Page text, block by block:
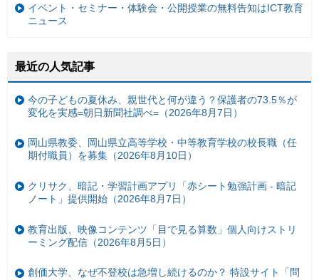
イベント・セミナー・体験会・公開授業の無料告知はICT教育
ニュース
最近の人気記事
今の子どもの夏休み、親世代と何が違う？保護者の73.5％が
変化を実感=朝日新聞社調べ=（2026年8月7日）
岡山県教委、岡山県立高等学校・中等教育学校の校長職（任
期付職員）を募集（2026年8月10日）
クリサク、暗記・学習計画アプリ「赤シート勉強計画 - 暗記
ノート」提供開始（2026年8月7日）
教育出版、映像コンテンツ「目で見る算数」個人向けストリ
ーミング配信（2026年8月5日）
創価大学、なぜ不登校は急増し続けるのか？ 特設サイト「問